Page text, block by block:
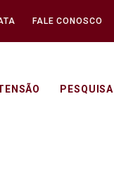
FALE CONOSCO
PESQUISA